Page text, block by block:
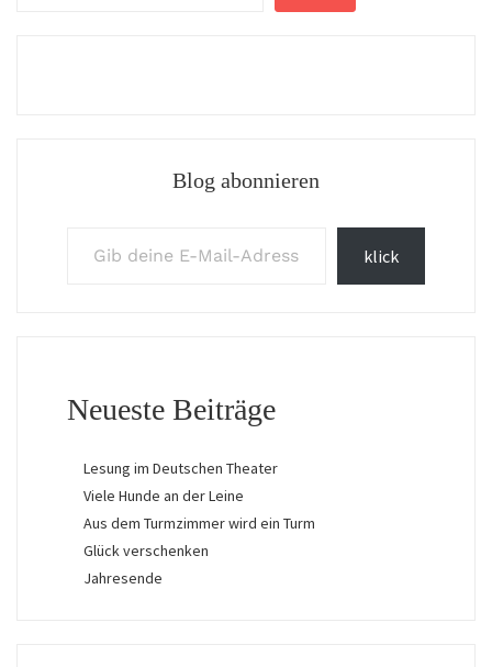
Blog abonnieren
klick
Neueste Beiträge
Lesung im Deutschen Theater
Viele Hunde an der Leine
Aus dem Turmzimmer wird ein Turm
Glück verschenken
Jahresende